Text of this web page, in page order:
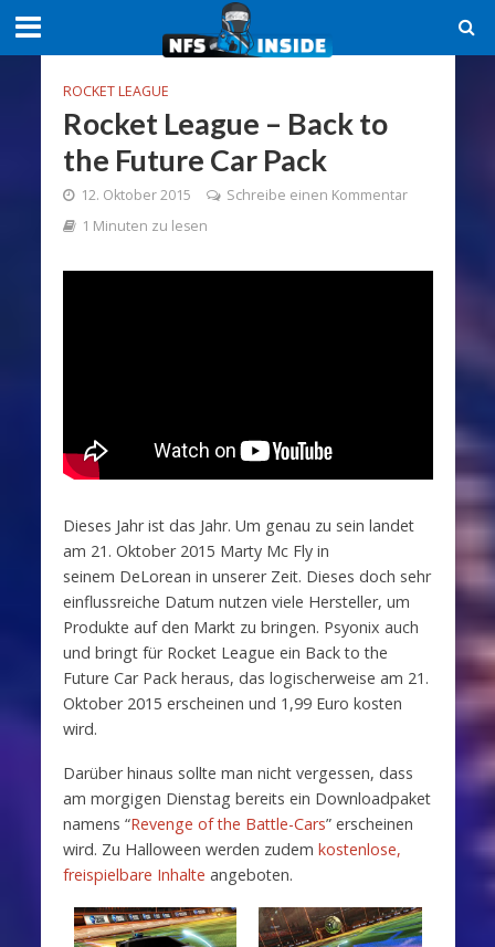
ROCKET LEAGUE
Rocket League – Back to
the Future Car Pack
12. Oktober 2015
Schreibe einen Kommentar
1 Minuten zu lesen
Dieses Jahr ist das Jahr. Um genau zu sein landet
am 21. Oktober 2015 Marty Mc Fly in
seinem DeLorean in unserer Zeit. Dieses doch sehr
einflussreiche Datum nutzen viele Hersteller, um
Produkte auf den Markt zu bringen. Psyonix auch
und bringt für Rocket League ein Back to the
Future Car Pack heraus, das logischerweise am 21.
Oktober 2015 erscheinen und 1,99 Euro kosten
wird.
Darüber hinaus sollte man nicht vergessen, dass
am morgigen Dienstag bereits ein Downloadpaket
namens “Revenge of the Battle-Cars” erscheinen
wird. Zu Halloween werden zudem kostenlose,
freispielbare Inhalte angeboten.